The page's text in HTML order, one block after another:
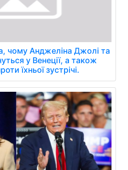
чому Анджеліна Джолі та
у Венеції, а також
їхньої зустрічі.